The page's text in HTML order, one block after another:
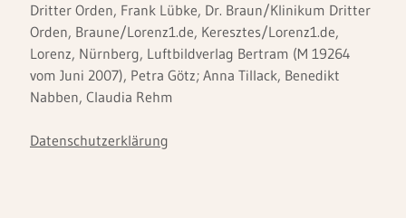
Dritter Orden, Frank Lübke, Dr. Braun/Klinikum Dritter
Orden, Braune/Lorenz1.de, Keresztes/Lorenz1.de,
Lorenz, Nürnberg, Luftbildverlag Bertram (M 19264
vom Juni 2007), Petra Götz; Anna Tillack, Benedikt
Nabben, Claudia Rehm
Datenschutzerklärung